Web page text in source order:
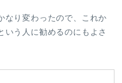
なり変わったので、これか
いう人に勧めるのにもよさ